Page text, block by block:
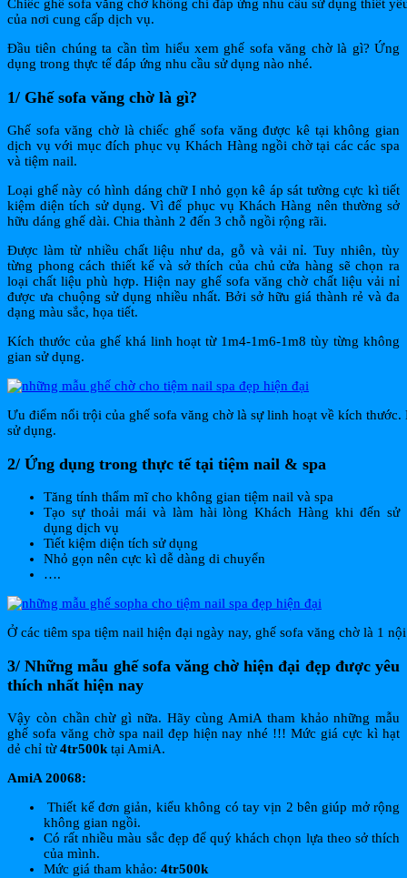
Chiếc ghế sofa văng chờ không chỉ đáp ứng nhu cầu sử dụng thiết
của nơi cung cấp dịch vụ.
Đầu tiên chúng ta cần tìm hiểu xem ghế sofa văng chờ là gì? Ứng
dụng trong thực tế đáp ứng nhu cầu sử dụng nào nhé.
1/ Ghế sofa văng chờ là gì?
Ghế sofa văng chờ là chiếc ghế sofa văng được kê tại không gian
dịch vụ với mục đích phục vụ Khách Hàng ngồi chờ tại các các spa
và tiệm nail.
Loại ghế này có hình dáng chữ I nhỏ gọn kê áp sát tường cực kì tiết
kiệm diện tích sử dụng. Vì để phục vụ Khách Hàng nên thường sở
hữu dáng ghế dài. Chia thành 2 đến 3 chỗ ngồi rộng rãi.
Được làm từ nhiều chất liệu như da, gỗ và vải nỉ. Tuy nhiên, tùy
từng phong cách thiết kế và sở thích của chủ cửa hàng sẽ chọn ra
loại chất liệu phù hợp. Hiện nay ghế sofa văng chờ chất liệu vải nỉ
được ưa chuộng sử dụng nhiều nhất. Bởi sở hữu giá thành rẻ và đa
dạng màu sắc, họa tiết.
Kích thước của ghế khá linh hoạt từ 1m4-1m6-1m8 tùy từng không
gian sử dụng.
Ưu điểm nổi trội của ghế sofa văng chờ là sự linh hoạt về kích
sử dụng.
2/ Ứng dụng trong thực tế tại tiệm nail & spa
Tăng tính thẩm mĩ cho không gian tiệm nail và spa
Tạo sự thoải mái và làm hài lòng Khách Hàng khi đến sử
dụng dịch vụ
Tiết kiệm diện tích sử dụng
Nhỏ gọn nên cực kì dễ dàng di chuyển
….
Ở các tiêm spa tiệm nail hiện đại ngày nay, ghế sofa văng chờ là 1
3/ Những mẫu ghế sofa văng chờ hiện đại đẹp được yêu
thích nhất hiện nay
Vậy còn chần chừ gì nữa. Hãy cùng AmiA tham khảo những mẫu
ghế sofa văng chờ spa nail đẹp hiện nay nhé !!! Mức giá cực kì hạt
dẻ chỉ từ4tr500ktại AmiA.
AmiA 20068:
Thiết kế đơn giản, kiểu không có tay vịn 2 bên giúp mở rộng
không gian ngồi.
Có rất nhiều màu sắc đẹp để quý khách chọn lựa theo sở thích
của mình.
Mức giá tham khảo: 4tr500k